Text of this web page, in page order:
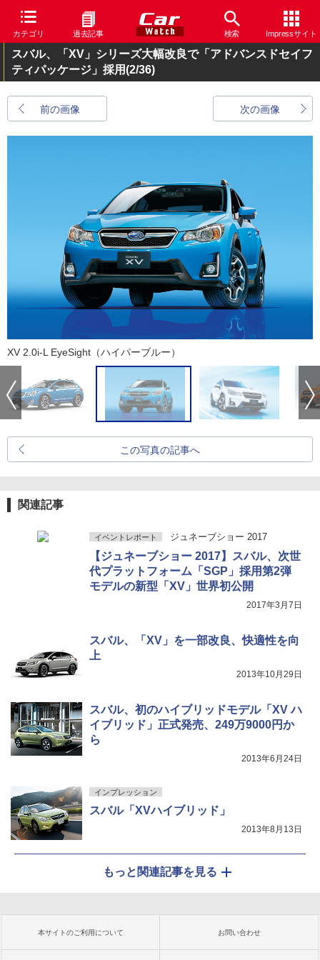
カテゴリ 過去記事 検索 Impressサイト
スバル、「XV」シリーズ大幅改良で「アドバンスドセイフ
ティパッケージ」採用(2/36)
前の画像 次の画像
XV 2.0i-L EyeSight（ハイパーブルー）
この写真の記事へ
関連記事
イベントレポート ジュネーブショー 2017
【ジュネーブショー 2017】スバル、次世
代プラットフォーム「SGP」採用第2弾
モデルの新型「XV」世界初公開
2017年3月7日
スバル、「XV」を一部改良、快適性を向
上
2013年10月29日
スバル、初のハイブリッドモデル「XV ハ
イブリッド」正式発売、249万9000円か
ら
2013年6月24日
インプレッション
スバル「XVハイブリッド」
2013年8月13日
もっと関連記事を見る
本サイトのご利用について お問い合わせ